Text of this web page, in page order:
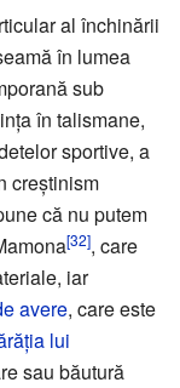
al închinării
în lumea
sub
în talismane,
sportive, a
creştinism
că nu putem
[32], care
iar
avere, care este
lui
sau băutură